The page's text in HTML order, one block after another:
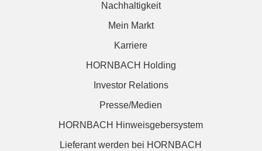
Nachhaltigkeit
Mein Markt
Karriere
HORNBACH Holding
Investor Relations
Presse/Medien
HORNBACH Hinweisgebersystem
Lieferant werden bei HORNBACH